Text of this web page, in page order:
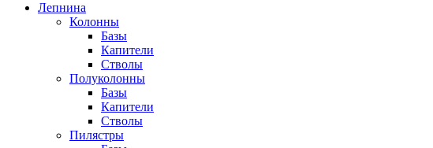
Лепнина
Колонны
Базы
Капители
Стволы
Полуколонны
Базы
Капители
Стволы
Пилястры